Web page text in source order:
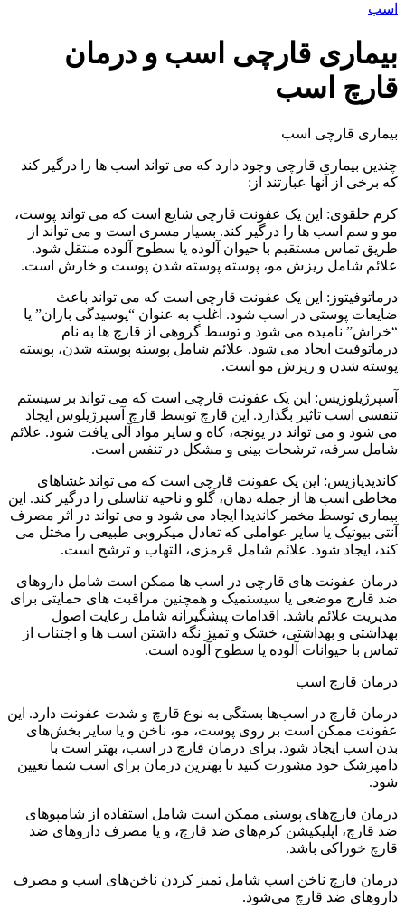
اسب
بیماری قارچی اسب و درمان
قارچ اسب
بیماری قارچی اسب
چندین بیماری قارچی وجود دارد که می تواند اسب ها را درگیر کند
که برخی از آنها عبارتند از:
کرم حلقوی: این یک عفونت قارچی شایع است که می تواند پوست،
مو و سم اسب ها را درگیر کند. بسیار مسری است و می تواند از
طریق تماس مستقیم با حیوان آلوده یا سطوح آلوده منتقل شود.
علائم شامل ریزش مو، پوسته پوسته شدن پوست و خارش است.
درماتوفیتوز: این یک عفونت قارچی است که می تواند باعث
ضایعات پوستی در اسب شود. اغلب به عنوان “پوسیدگی باران” یا
“خراش” نامیده می شود و توسط گروهی از قارچ ها به نام
درماتوفیت ایجاد می شود. علائم شامل پوسته پوسته شدن، پوسته
پوسته شدن و ریزش مو است.
آسپرژیلوزیس: این یک عفونت قارچی است که می تواند بر سیستم
تنفسی اسب تاثیر بگذارد. این قارچ توسط قارچ آسپرژیلوس ایجاد
می شود و می تواند در یونجه، کاه و سایر مواد آلی یافت شود. علائم
شامل سرفه، ترشحات بینی و مشکل در تنفس است.
کاندیدیازیس: این یک عفونت قارچی است که می تواند غشاهای
مخاطی اسب ها از جمله دهان، گلو و ناحیه تناسلی را درگیر کند. این
بیماری توسط مخمر کاندیدا ایجاد می شود و می تواند در اثر مصرف
آنتی بیوتیک یا سایر عواملی که تعادل میکروبی طبیعی را مختل می
کند، ایجاد شود. علائم شامل قرمزی، التهاب و ترشح است.
درمان عفونت های قارچی در اسب ها ممکن است شامل داروهای
ضد قارچ موضعی یا سیستمیک و همچنین مراقبت های حمایتی برای
مدیریت علائم باشد. اقدامات پیشگیرانه شامل رعایت اصول
بهداشتی و بهداشتی، خشک و تمیز نگه داشتن اسب ها و اجتناب از
تماس با حیوانات آلوده یا سطوح آلوده است.
درمان قارچ اسب
درمان قارچ در اسب‌ها بستگی به نوع قارچ و شدت عفونت دارد. این
عفونت ممکن است بر روی پوست، مو، ناخن و یا سایر بخش‌های
بدن اسب ایجاد شود. برای درمان قارچ در اسب، بهتر است با
دامپزشک خود مشورت کنید تا بهترین درمان برای اسب شما تعیین
شود.
درمان قارچ‌های پوستی ممکن است شامل استفاده از شامپوهای
ضد قارچ، اپلیکیشن کرم‌های ضد قارچ، و یا مصرف داروهای ضد
قارچ خوراکی باشد.
درمان قارچ ناخن اسب شامل تمیز کردن ناخن‌های اسب و مصرف
داروهای ضد قارچ می‌شود.